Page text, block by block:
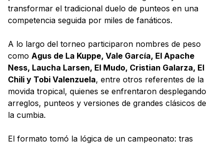
transformar el tradicional duelo de punteos en una
competencia seguida por miles de fanáticos.
A lo largo del torneo participaron nombres de peso
como Agus de La Kuppe, Vale García, El Apache
Ness, Laucha Larsen, El Mudo, Cristian Galarza, El
Chili y Tobi Valenzuela, entre otros referentes de la
movida tropical, quienes se enfrentaron desplegando
arreglos, punteos y versiones de grandes clásicos de
la cumbia.
El formato tomó la lógica de un campeonato: tras